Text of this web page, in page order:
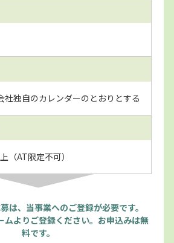
独自のカレンダーのとおりとする
（AT限定不可）
は、当事業へのご登録が必要です。
ムよりご登録ください。お申込みは無
料です。